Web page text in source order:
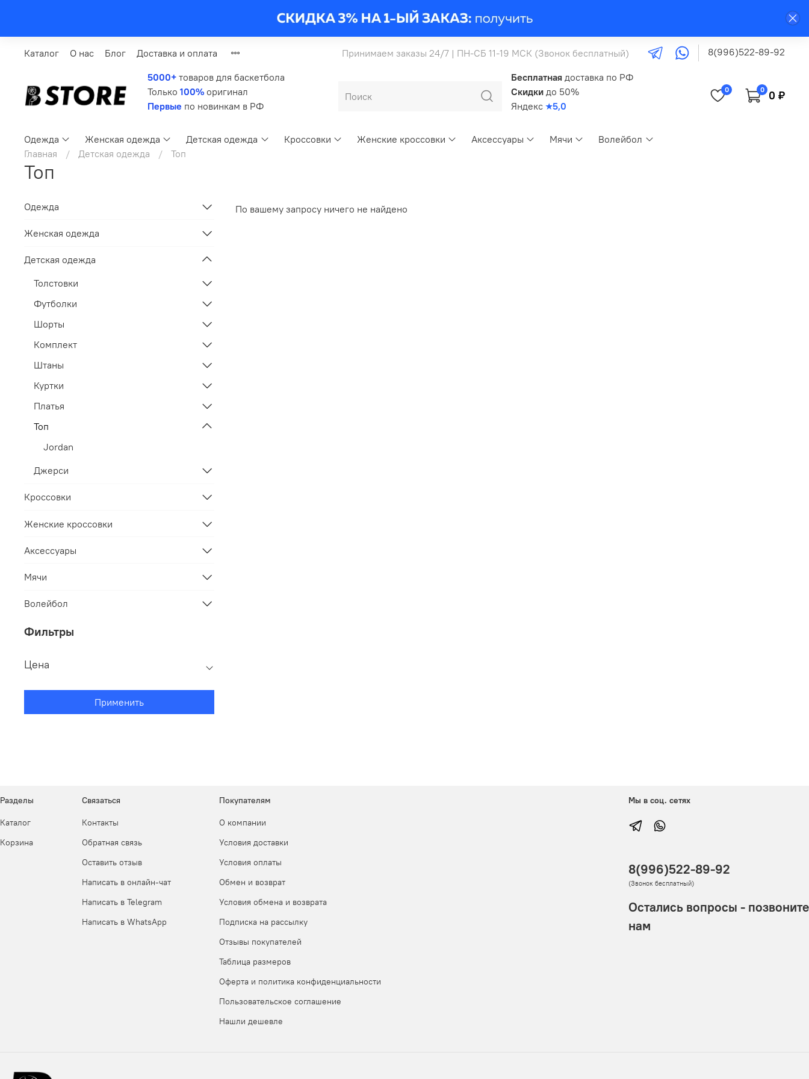
Каталог О нас Блог Доставка и оплата Принимаем заказы 24/7 | ПН-СБ 11-19 МСК (Звонок бесплатный) 8(996)522-89-92
5000+ товаров для баскетбола
Только 100% оригинал
Первые по новинкам в РФ
Бесплатная доставка по РФ
Скидки до 50%
Яндекс ★5,0
0 0 0 ₽
Одежда Женская одежда Детская одежда Кроссовки Женские кроссовки Аксессуары Мячи
Волейбол
Главная
Детская одежда Топ
Топ
По вашему запросу ничего не найдено
Одежда
Женская одежда
Детская одежда
Толстовки
Футболки
Шорты
Комплект
Штаны
Куртки
Платья
Топ
Jordan
Джерси
Кроссовки
Женские кроссовки
Аксессуары
Мячи
Волейбол
Фильтры
Цена
Применить
Разделы
Каталог
Корзина
Связаться
Контакты
Обратная связь
Оставить отзыв
Написать в онлайн-чат
Написать в Telegram
Написать в WhatsApp
Покупателям
О компании
Условия доставки
Условия оплаты
Обмен и возврат
Условия обмена и возврата
Подписка на рассылку
Отзывы покупателей
Таблица размеров
Оферта и политика конфиденциальности
Пользовательское соглашение
Нашли дешевле
Мы в соц. сетях
8(996)522-89-92
(Звонок бесплатный)
Остались вопросы - позвоните
нам